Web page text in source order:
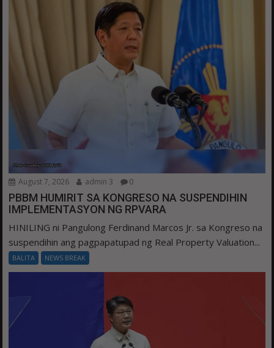
August 7, 2026 admin 3 0
PBBM HUMIRIT SA KONGRESO NA SUSPENDIHIN
IMPLEMENTASYON NG RPVARA
HINILING ni Pangulong Ferdinand Marcos Jr. sa Kongreso na
suspendihin ang pagpapatupad ng Real Property Valuation...
BALITA NEWS BREAK